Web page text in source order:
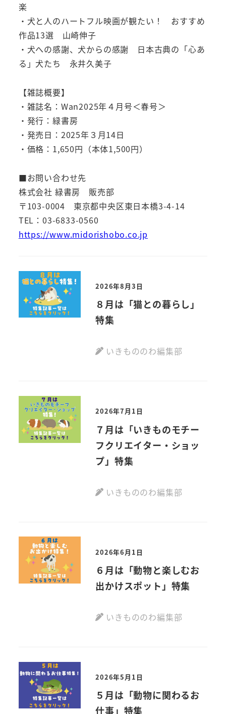
楽
・犬と人のハートフル映画が観たい！ おすすめ
作品13選 山崎伸子
・犬への感謝、犬からの感謝 日本古典の「心あ
る」犬たち 永井久美子
【雑誌概要】
・雑誌名：Wan2025年４月号＜春号＞
・発行：緑書房
・発売日：2025年３月14日
・価格：1,650円（本体1,500円）
■お問い合わせ先
株式会社 緑書房 販売部
〒103-0004 東京都中央区東日本橋3-4-14
TEL：03-6833-0560
https://www.midorishobo.co.jp
2026年8月3日
８月は「猫との暮らし」
特集
いきもののわ編集部
2026年7月1日
７月は「いきものモチー
フクリエイター・ショッ
プ」特集
いきもののわ編集部
2026年6月1日
６月は「動物と楽しむお
出かけスポット」特集
いきもののわ編集部
2026年5月1日
５月は「動物に関わるお
仕事」特集